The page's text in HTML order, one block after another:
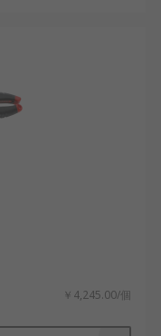
￥4,245.00/個